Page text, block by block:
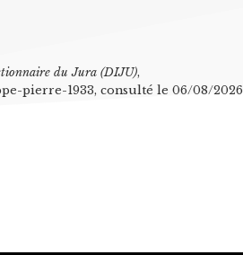
du Jura (DIJU),
pierre-1933, consulté le 06/08/